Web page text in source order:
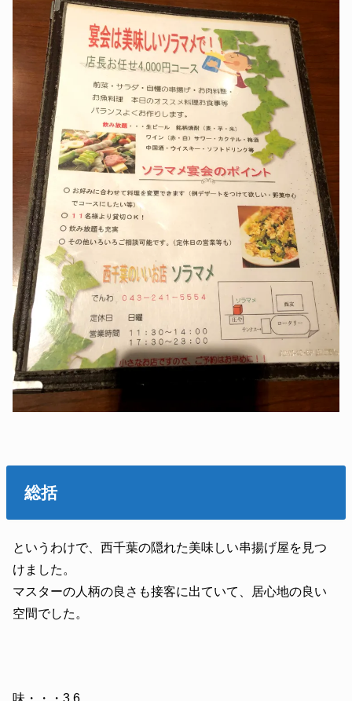
総括
というわけで、西千葉の隠れた美味しい串揚げ屋を見つ
けました。
マスターの人柄の良さも接客に出ていて、居心地の良い
空間でした。